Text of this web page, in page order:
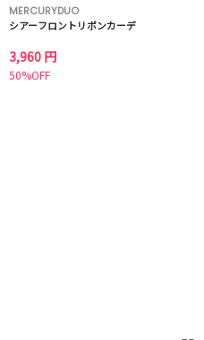
MERCURYDUO
シアーフロントリボンカーデ
3,960 円
50%OFF